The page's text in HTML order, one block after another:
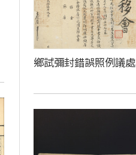
鄉試彌封錯誤照例議處